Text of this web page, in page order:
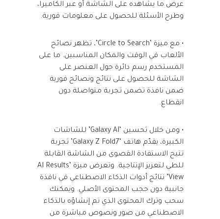
عرض ما يشاهده على الشاشة أو عبر الكاميرا،
وطرح الأسئلة للحصول على معلومات فورية.
• مع ميزة ‘Circle to Search’، تظهر نصائح
الألعاب في الوقت والمكان المناسبين. ما على
المستخدم رسم دائرة حول العنصر على
الشاشة للحصول على نتائج ونصائح فورية
ضمن نافذة تضمن تجربة متواصلة دون
انقطاع.
• ومن خلال تحسين ‘Galaxy AI’ للشاشات
الكبيرة، يقدّم هاتف ‘Galaxy Z Fold7’ تجربة
تتيح الاستفادة القصوى من الشاشة القابلة
للطي لتعزيز الإنتاجية. وتعرض ميزة ‘AI Results
View’ نتائج أدوات الذكاء الاصطناعي في نافذة
جانبية دون حجب المحتوى الأصلي. ويمكنك
سحب وترك المحتوى الذي تم إنشاؤه بالذكاء
الاصطناعي من صور ونصوص مباشرة من